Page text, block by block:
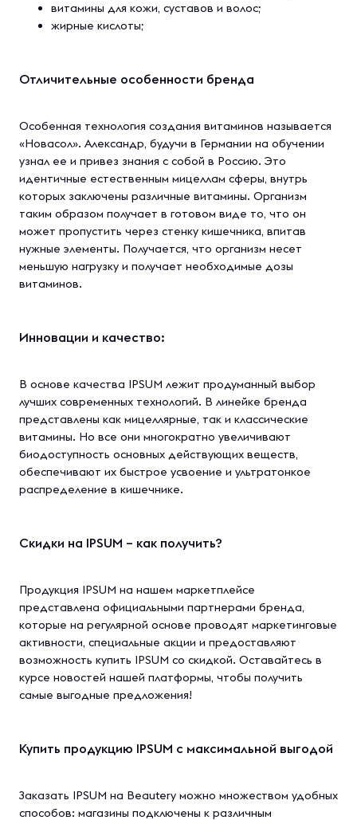
витамины для кожи, суставов и волос;
жирные кислоты;
Отличительные особенности бренда
Особенная технология создания витаминов называется
«Новасол». Александр, будучи в Германии на обучении
узнал ее и привез знания с собой в Россию. Это
идентичные естественным мицеллам сферы, внутрь
которых заключены различные витамины. Организм
таким образом получает в готовом виде то, что он
может пропустить через стенку кишечника, впитав
нужные элементы. Получается, что организм несет
меньшую нагрузку и получает необходимые дозы
витаминов.
Инновации и качество:
В основе качества IPSUM лежит продуманный выбор
лучших современных технологий. В линейке бренда
представлены как мицеллярные, так и классические
витамины. Но все они многократно увеличивают
биодоступность основных действующих веществ,
обеспечивают их быстрое усвоение и ультратонкое
распределение в кишечнике.
Скидки на IPSUM – как получить?
Продукция IPSUM на нашем маркетплейсе
представлена официальными партнерами бренда,
которые на регулярной основе проводят маркетинговые
активности, специальные акции и предоставляют
возможность купить IPSUM со скидкой. Оставайтесь в
курсе новостей нашей платформы, чтобы получить
самые выгодные предложения!
Купить продукцию IPSUM с максимальной выгодой
Заказать IPSUM на Beautery можно множеством удобных
способов: магазины подключены к различным